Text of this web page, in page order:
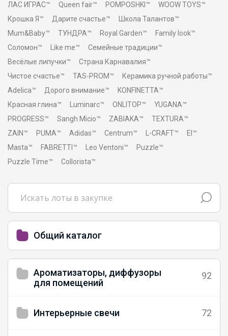
Общий каталог
Ароматизаторы, диффузоры
для помещений
92
Интерьерные свечи 72
ЛАС ИГРАС™ Queen fair™ POMPOSHKI™
WOOW TOYS™
Крошка Я™
Дарите счастье™
Школа Талантов™
Mum&Baby™
ТУНДРА™ Royal Garden™
Family look™
Соломон™
Like me™
Семейные традиции™
Весёлые липучки™
Страна Карнавалия™
Чистое счастье™
TAS-PROM™
Керамика ручной работы™
Adelica™
Дорого внимание™
KONFINETTA™
Красная глина™
Luminarc™ ONLITOP™
YUGANA™
PROGRESS™
Sangh Micio™ ZABIAKA™
TEXTURA™
ZAIN™
PUMA™ Adidas™ Centrum™ L-CRAFT™
El™
Masta™
FABRETTI™ Leo Ventoni™
Puzzle™
Puzzle Time™
Collorista™